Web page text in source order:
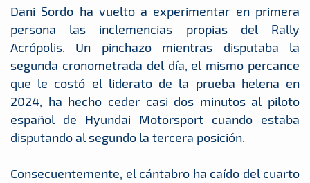
Dani Sordo ha vuelto a experimentar en primera
persona las inclemencias propias del Rally
Acrópolis. Un pinchazo mientras disputaba la
segunda cronometrada del día, el mismo percance
que le costó el liderato de la prueba helena en
2024, ha hecho ceder casi dos minutos al piloto
español de Hyundai Motorsport cuando estaba
disputando al segundo la tercera posición.
Consecuentemente, el cántabro ha caído del cuarto